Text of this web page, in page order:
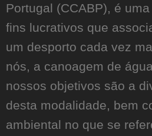
Portugal (CCABP), é
fins lucrativos que
um desporto cada vez
nós, a canoagem de
nossos objetivos são a
desta modalidade, bem
ambiental no que se